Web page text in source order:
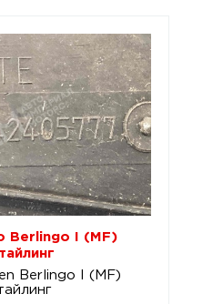
Berlingo I (MF)
Berlingo I (MF)